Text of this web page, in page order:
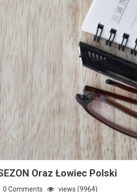
Oraz Łowiec Polski
0 Comments views (9964)